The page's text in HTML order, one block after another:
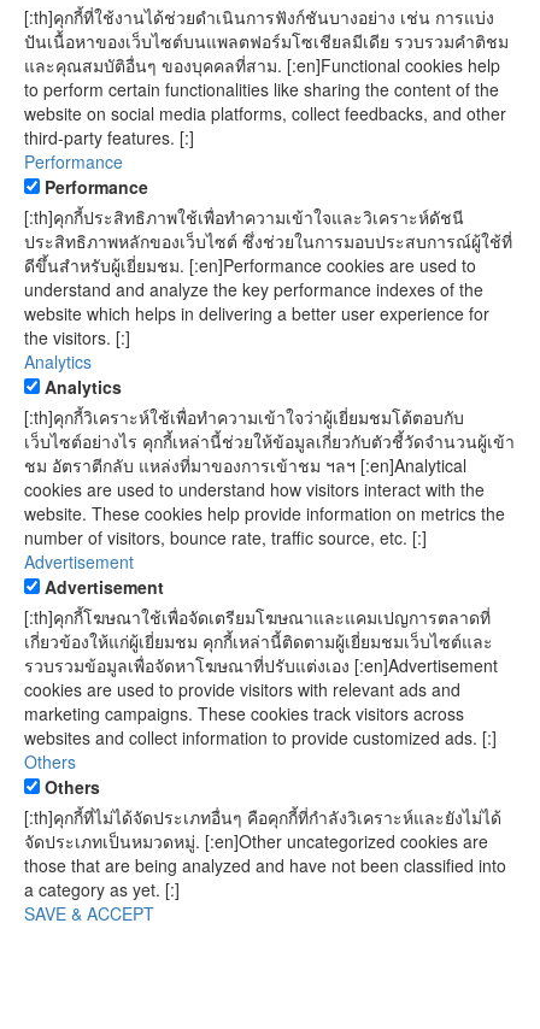
[:th]คุกกี้ที่ใช้งานได้ช่วยดำเนินการฟังก์ชันบางอย่าง เช่น การแบ่ง
ปันเนื้อหาของเว็บไซต์บนแพลตฟอร์มโซเชียลมีเดีย รวบรวมคำติชม
และคุณสมบัติอื่นๆ ของบุคคลที่สาม. [:en]Functional cookies help
to perform certain functionalities like sharing the content of the
website on social media platforms, collect feedbacks, and other
third-party features. [:]
Performance
Performance
[:th]คุกกี้ประสิทธิภาพใช้เพื่อทำความเข้าใจและวิเคราะห์ดัชนี
ประสิทธิภาพหลักของเว็บไซต์ ซึ่งช่วยในการมอบประสบการณ์ผู้ใช้ที่
ดีขึ้นสำหรับผู้เยี่ยมชม. [:en]Performance cookies are used to
understand and analyze the key performance indexes of the
website which helps in delivering a better user experience for
the visitors. [:]
Analytics
Analytics
[:th]คุกกี้วิเคราะห์ใช้เพื่อทำความเข้าใจว่าผู้เยี่ยมชมโต้ตอบกับ
เว็บไซต์อย่างไร คุกกี้เหล่านี้ช่วยให้ข้อมูลเกี่ยวกับตัวชี้วัดจำนวนผู้เข้า
ชม อัตราตีกลับ แหล่งที่มาของการเข้าชม ฯลฯ [:en]Analytical
cookies are used to understand how visitors interact with the
website. These cookies help provide information on metrics the
number of visitors, bounce rate, traffic source, etc. [:]
Advertisement
Advertisement
[:th]คุกกี้โฆษณาใช้เพื่อจัดเตรียมโฆษณาและแคมเปญการตลาดที่
เกี่ยวข้องให้แก่ผู้เยี่ยมชม คุกกี้เหล่านี้ติดตามผู้เยี่ยมชมเว็บไซต์และ
รวบรวมข้อมูลเพื่อจัดหาโฆษณาที่ปรับแต่งเอง [:en]Advertisement
cookies are used to provide visitors with relevant ads and
marketing campaigns. These cookies track visitors across
websites and collect information to provide customized ads. [:]
Others
Others
[:th]คุกกี้ที่ไม่ได้จัดประเภทอื่นๆ คือคุกกี้ที่กำลังวิเคราะห์และยังไม่ได้
จัดประเภทเป็นหมวดหมู่. [:en]Other uncategorized cookies are
those that are being analyzed and have not been classified into
a category as yet. [:]
SAVE & ACCEPT